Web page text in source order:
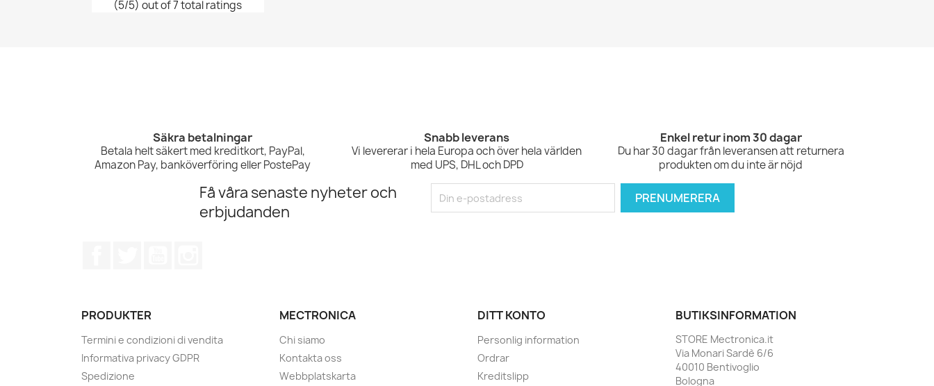
(5/5) out of 7 total ratings
Säkra betalningar
Betala helt säkert med kreditkort, PayPal,
Amazon Pay, banköverföring eller PostePay
Snabb leverans
Vi levererar i hela Europa och över hela världen
med UPS, DHL och DPD
Enkel retur inom 30 dagar
Du har 30 dagar från leveransen att returnera
produkten om du inte är nöjd
Få våra senaste nyheter och
erbjudanden
PRODUKTER
Termini e condizioni di vendita
Informativa privacy GDPR
Spedizione
MECTRONICA
Chi siamo
Kontakta oss
Webbplatskarta
DITT KONTO
Personlig information
Ordrar
Kreditslipp
BUTIKSINFORMATION
STORE Mectronica.it
Via Monari Sardè 6/6
40010 Bentivoglio
Bologna